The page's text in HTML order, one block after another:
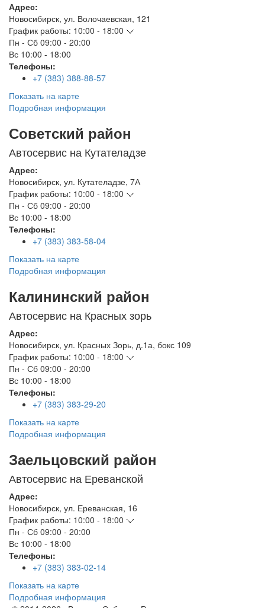
Адрес:
Новосибирск, ул. Волочаевская, 121
График работы: 10:00 - 18:00
Пн - Сб 09:00 - 20:00
Вс 10:00 - 18:00
Телефоны:
+7 (383) 388-88-57
Показать на карте
Подробная информация
Советский район
Автосервис на Кутателадзе
Адрес:
Новосибирск, ул. Кутателадзе, 7А
График работы: 10:00 - 18:00
Пн - Сб 09:00 - 20:00
Вс 10:00 - 18:00
Телефоны:
+7 (383) 383-58-04
Показать на карте
Подробная информация
Калининский район
Автосервис на Красных зорь
Адрес:
Новосибирск, ул. Красных Зорь, д.1а, бокс 109
График работы: 10:00 - 18:00
Пн - Сб 09:00 - 20:00
Вс 10:00 - 18:00
Телефоны:
+7 (383) 383-29-20
Показать на карте
Подробная информация
Заельцовский район
Автосервис на Ереванской
Адрес:
Новосибирск, ул. Ереванская, 16
График работы: 10:00 - 18:00
Пн - Сб 09:00 - 20:00
Вс 10:00 - 18:00
Телефоны:
+7 (383) 383-02-14
Показать на карте
Подробная информация